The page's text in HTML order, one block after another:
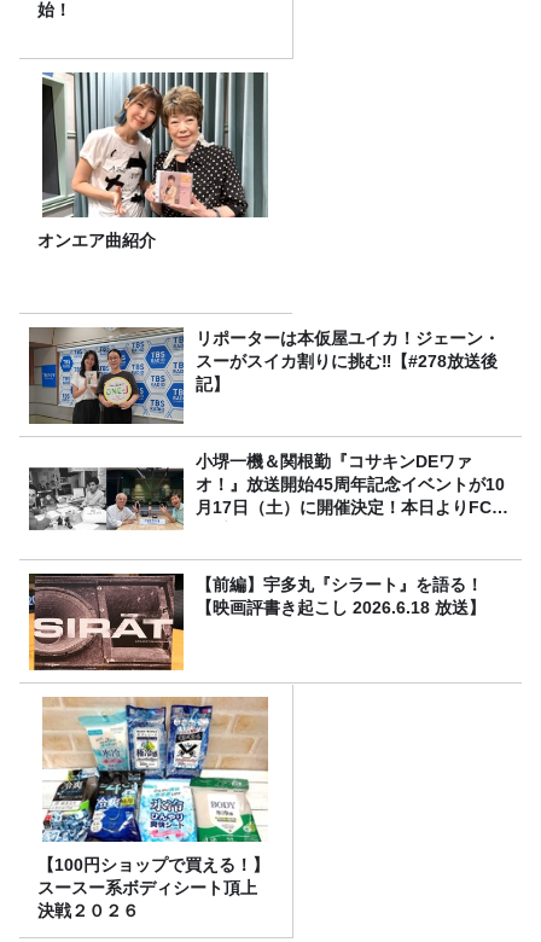
始！
オンエア曲紹介
リポーターは本仮屋ユイカ！ジェーン・
スーがスイカ割りに挑む‼【#278放送後
記】
小堺一機＆関根勤『コサキンDEワァ
オ！』放送開始45周年記念イベントが10
月17日（土）に開催決定！本日よりFC先
【前編】宇多丸『シラート』を語る！
【映画評書き起こし 2026.6.18 放送】
【100円ショップで買える！】
スースー系ボディシート頂上
決戦２０２６